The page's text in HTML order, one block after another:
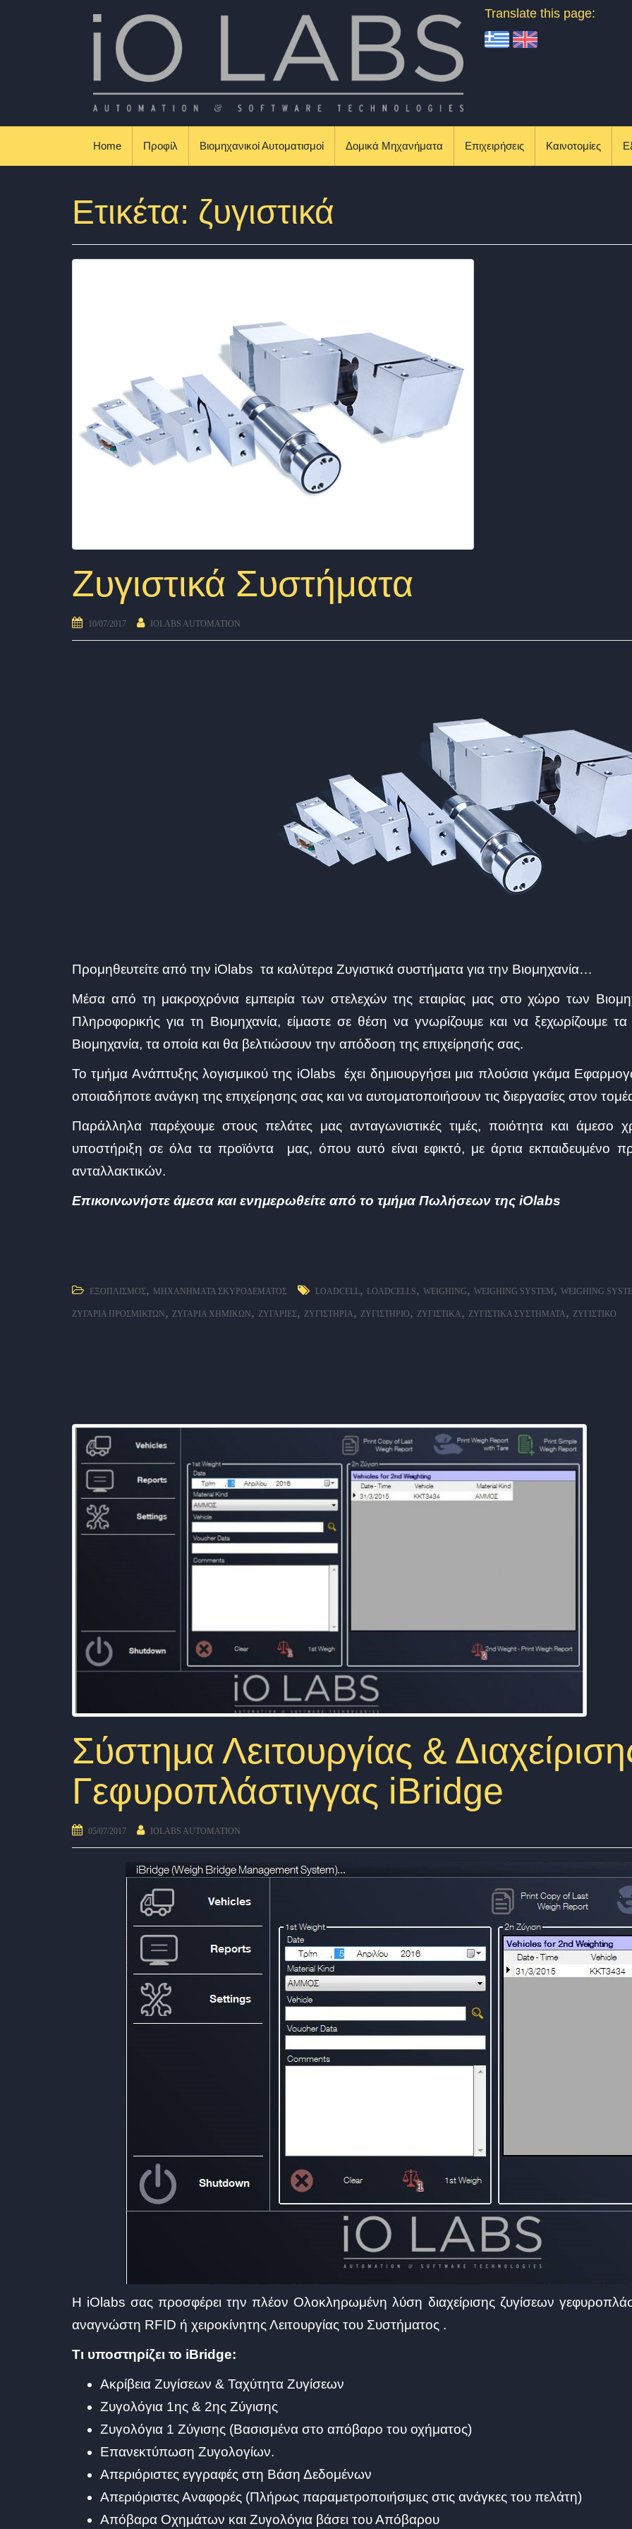
Βιομηχανικοί Αυτοματισμοί & Εφαρμογές
Translate this page:
Home Προφίλ Βιομηχανικοί Αυτοματισμοί Δομικά Μηχανήματα Επιχειρήσεις Καινοτομίες
Ετικέτα: ζυγιστικά
Ζυγιστικά Συστήματα
10/07/2017 IOLABS AUTOMATION
Προμηθευτείτε από την iOlabs τα καλύτερα Ζυγιστικά συστήματα για την Βιομηχανία…
Μέσα από τη μακροχρόνια εμπειρία των στελεχών της εταιρίας μας στο χώρο των
Πληροφορικής για τη Βιομηχανία, είμαστε σε θέση να γνωρίζουμε και να ξεχωρίζουμε
Βιομηχανία, τα οποία και θα βελτιώσουν την απόδοση της επιχείρησής σας.
Το τμήμα Ανάπτυξης λογισμικού της iOlabs έχει δημιουργήσει μια πλούσια γκάμα
οποιαδήποτε ανάγκη της επιχείρησης σας και να αυτοματοποιήσουν τις διεργασίες στον
Παράλληλα παρέχουμε στους πελάτες μας ανταγωνιστικές τιμές, ποιότητα και
υποστήριξη σε όλα τα προϊόντα μας, όπου αυτό είναι εφικτό, με άρτια εκπαιδευμένο
ανταλλακτικών.
Επικοινωνήστε άμεσα και ενημερωθείτε από το τμήμα Πωλήσεων της iOlabs
ΕΞΟΠΛΙΣΜΌΣ, ΜΗΧΑΝΉΜΑΤΑ ΣΚΥΡΟΔΈΜΑΤΟΣ LOADCELL, LOADCELLS, WEIGHING, WEIGHING SYSTEM , WEIGHING
ΖΥΓΑΡΙΆ ΠΡΟΣΜΊΚΤΩΝ , ΖΥΓΑΡΙΆ ΧΗΜΙΚΏΝ , ΖΥΓΑΡΙΈΣ, ΖΥΓΙΣΤΉΡΙΑ, ΖΥΓΙΣΤΉΡΙΟ, ΖΥΓΙΣΤΙΚΆ, ΖΥΓΙΣΤΙΚΆ ΣΥΣΤΉΜΑΤΑ, ΖΥΓΙΣΤΙΚΌ
Σύστημα Λειτουργίας &
Γεφυροπλάστιγγας iBridge
05/07/2017 IOLABS AUTOMATION
Η iOlabs σας προσφέρει την πλέον Ολοκληρωμένη λύση διαχείρισης ζυγίσεων
αναγνώστη RFID ή χειροκίνητης Λειτουργίας του Συστήματος .
Τι υποστηρίζει το iBridge:
Ακρίβεια Ζυγίσεων & Ταχύτητα Ζυγίσεων
Ζυγολόγια 1ης & 2ης Ζύγισης
Ζυγολόγια 1 Ζύγισης (Βασισμένα στο απόβαρο του οχήματος)
Επανεκτύπωση Ζυγολογίων.
Απεριόριστες εγγραφές στη Βάση Δεδομένων
Απεριόριστες Αναφορές (Πλήρως παραμετροποιήσιμες στις ανάγκες του πελάτη)
Απόβαρα Οχημάτων και Ζυγολόγια βάσει του Απόβαρου